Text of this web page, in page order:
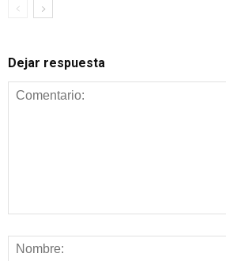
Dejar respuesta